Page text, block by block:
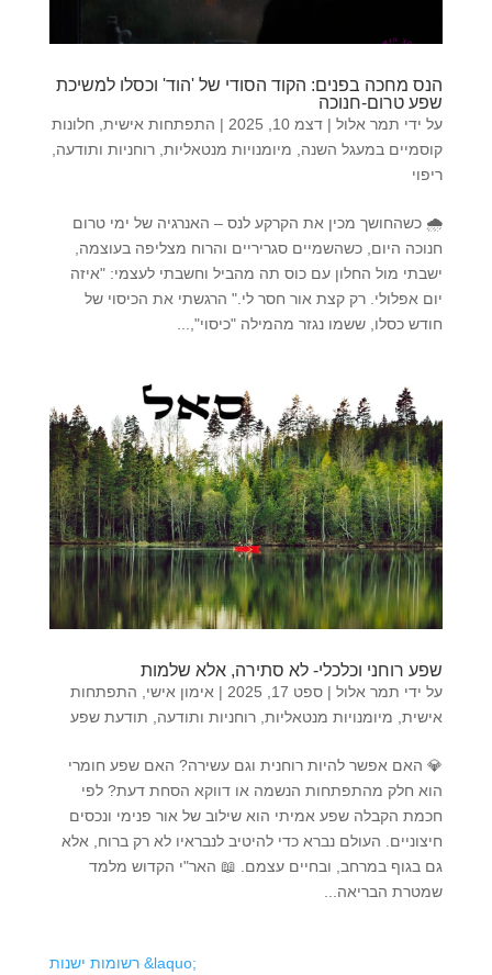
הנס מחכה בפנים: הקוד הסודי של 'הוד' וכסלו למשיכת
שפע טרום-חנוכה
על ידי תמר אלול| דצמ 10, 2025 | התפתחות אישית, חלונות
קוסמיים במעגל השנה
מיומנויות מנטאליות, רוחניות ותודעה
ריפוי
🌧 כשהחושך מכין את הקרקע לנס – האנרגיה של ימי טרום
חנוכה היום, כשהשמיים סגריריים והרוח מצליפה בעוצמה,
ישבתי מול החלון עם כוס תה מהביל וחשבתי לעצמי: "איזה
יום אפלולי. רק קצת אור חסר לי." הרגשתי את הכיסוי של
חודש כסלו, ששמו נגזר מהמילה "כיסוי",...
שפע רוחני וכלכלי- לא סתירה, אלא שלמות
על ידי תמר אלול| ספט 17, 2025 | אימון אישי
התפתחות
אישית, מיומנויות מנטאליות, רוחניות ותודעה תודעת שפע
💎 האם אפשר להיות רוחנית וגם עשירה? האם שפע חומרי
הוא חלק מהתפתחות הנשמה או דווקא הסחת דעת? לפי
חכמת הקבלה שפע אמיתי הוא שילוב של אור פנימי ונכסים
חיצוניים. העולם נברא כדי להיטיב לנבראיו לא רק ברוח, אלא
גם בגוף במרחב, ובחיים עצמם. 📖 האר"י הקדוש מלמד
שמטרת הבריאה...